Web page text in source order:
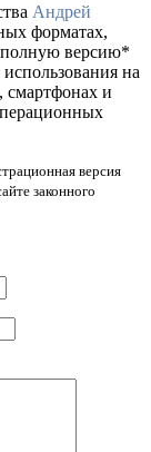
Андрей
форматах,
полную версию*
на
смартфонах и
версия
законного